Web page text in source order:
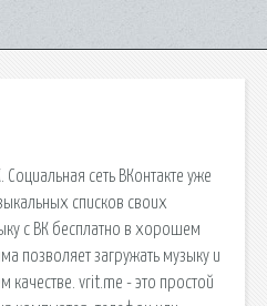
Социальная сеть ВКонтакте уже
списков своих
с ВК бесплатно в хорошем
позволяет загружать музыку и
vrit.me - это простой